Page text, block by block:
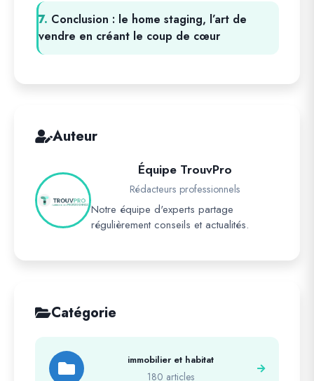
7. Conclusion : le home staging, l’art de
vendre en créant le coup de cœur
Auteur
Équipe TrouvPro
Rédacteurs professionnels
Notre équipe d'experts partage
régulièrement conseils et actualités.
Catégorie
immobilier et habitat
180 articles